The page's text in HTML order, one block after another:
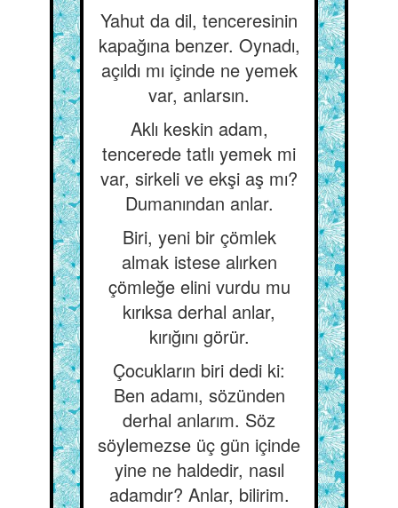
Yahut da dil, tenceresinin
kapağına benzer. Oynadı,
açıldı mı içinde ne yemek
var, anlarsın.
Aklı keskin adam,
tencerede tatlı yemek mi
var, sirkeli ve ekşi aş mı?
Dumanından anlar.
Biri, yeni bir çömlek
almak istese alırken
çömleğe elini vurdu mu
kırıksa derhal anlar,
kırığını görür.
Çocukların biri dedi ki:
Ben adamı, sözünden
derhal anlarım. Söz
söylemezse üç gün içinde
yine ne haldedir, nasıl
adamdır? Anlar, bilirim.